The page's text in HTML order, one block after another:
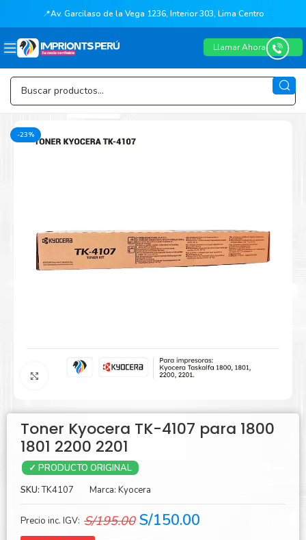
📍Av. Garcilaso de la Vega 1236, Interior 303, Lima Centro
Llamar Ahora
-23%
Agrandar
Toner Kyocera TK-4107 para 1800
1801 2200 2201
✓ PRODUCTO ORIGINAL
SKU:TK4107 Marca: Kyocera
Precio inc. IGV: S/195.00 El
S/150.00